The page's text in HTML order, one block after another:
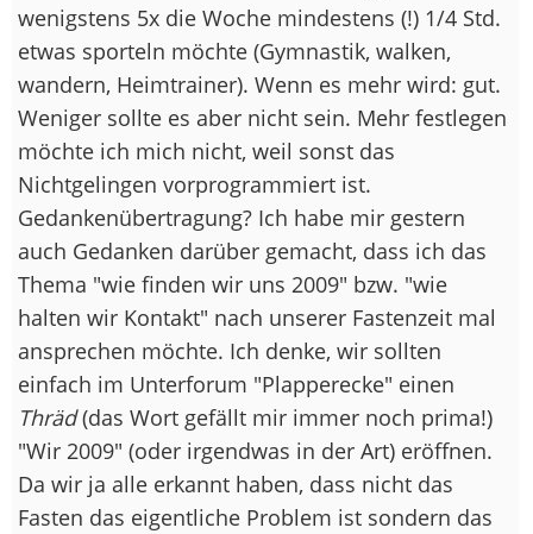
wenigstens 5x die Woche mindestens (!) 1/4 Std.
etwas sporteln möchte (Gymnastik, walken,
wandern, Heimtrainer). Wenn es mehr wird: gut.
Weniger sollte es aber nicht sein. Mehr festlegen
möchte ich mich nicht, weil sonst das
Nichtgelingen vorprogrammiert ist.
Gedankenübertragung? Ich habe mir gestern
auch Gedanken darüber gemacht, dass ich das
Thema "wie finden wir uns 2009" bzw. "wie
halten wir Kontakt" nach unserer Fastenzeit mal
ansprechen möchte. Ich denke, wir sollten
einfach im Unterforum "Plapperecke" einen
Thräd(das Wort gefällt mir immer noch prima!)
"Wir 2009" (oder irgendwas in der Art) eröffnen.
Da wir ja alle erkannt haben, dass nicht das
Fasten das eigentliche Problem ist sondern das